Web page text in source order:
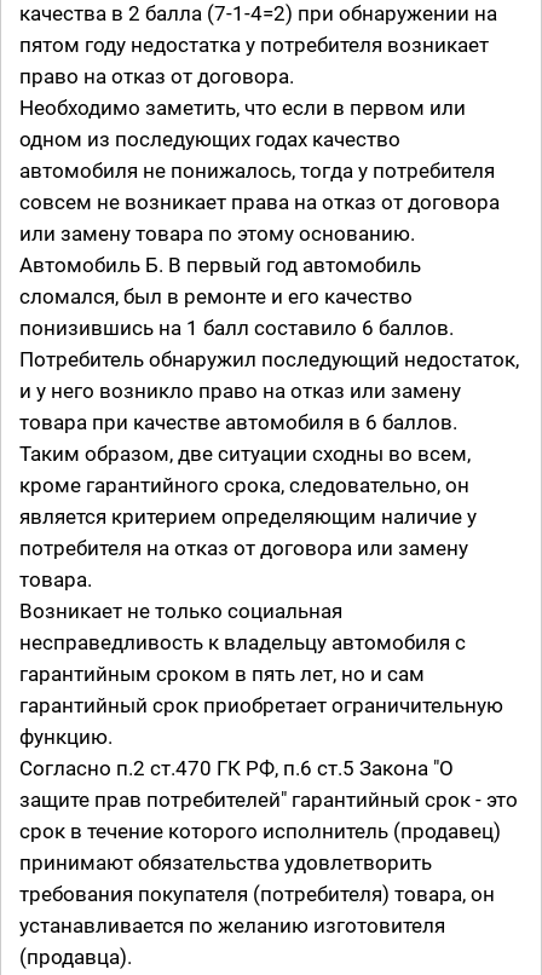
качества в 2 балла (7-1-4=2) при обнаружении на
пятом году недостатка у потребителя возникает
право на отказ от договора.
Необходимо заметить, что если в первом или
одном из последующих годах качество
автомобиля не понижалось, тогда у потребителя
совсем не возникает права на отказ от договора
или замену товара по этому основанию.
Автомобиль Б. В первый год автомобиль
сломался, был в ремонте и его качество
понизившись на 1 балл составило 6 баллов.
Потребитель обнаружил последующий недостаток,
и у него возникло право на отказ или замену
товара при качестве автомобиля в 6 баллов.
Таким образом, две ситуации сходны во всем,
кроме гарантийного срока, следовательно, он
является критерием определяющим наличие у
потребителя на отказ от договора или замену
товара.
Возникает не только социальная
несправедливость к владельцу автомобиля с
гарантийным сроком в пять лет, но и сам
гарантийный срок приобретает ограничительную
функцию.
Согласно п.2 ст.470 ГК РФ, п.6 ст.5 Закона "О
защите прав потребителей" гарантийный срок - это
срок в течение которого исполнитель (продавец)
принимают обязательства удовлетворить
требования покупателя (потребителя) товара, он
устанавливается по желанию изготовителя
(продавца).